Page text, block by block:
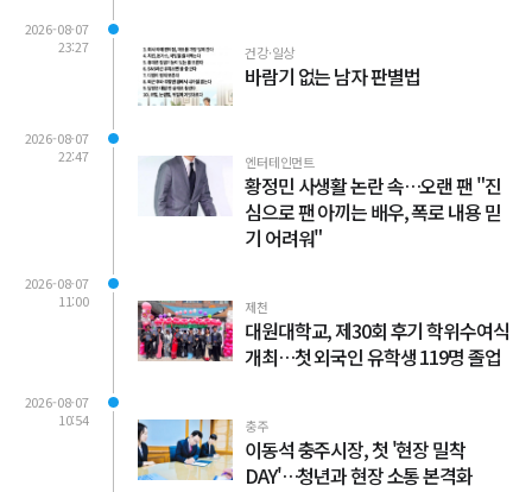
2026-08-07
23:27
건강·일상
바람기 없는 남자 판별법
2026-08-07
22:47
엔터테인먼트
황정민 사생활 논란 속…오랜 팬 "진
심으로 팬 아끼는 배우, 폭로 내용 믿
기 어려워"
2026-08-07
11:00
제천
대원대학교, 제30회 후기 학위수여식
개최…첫 외국인 유학생 119명 졸업
2026-08-07
10:54
충주
이동석 충주시장, 첫 '현장 밀착
DAY'…청년과 현장 소통 본격화